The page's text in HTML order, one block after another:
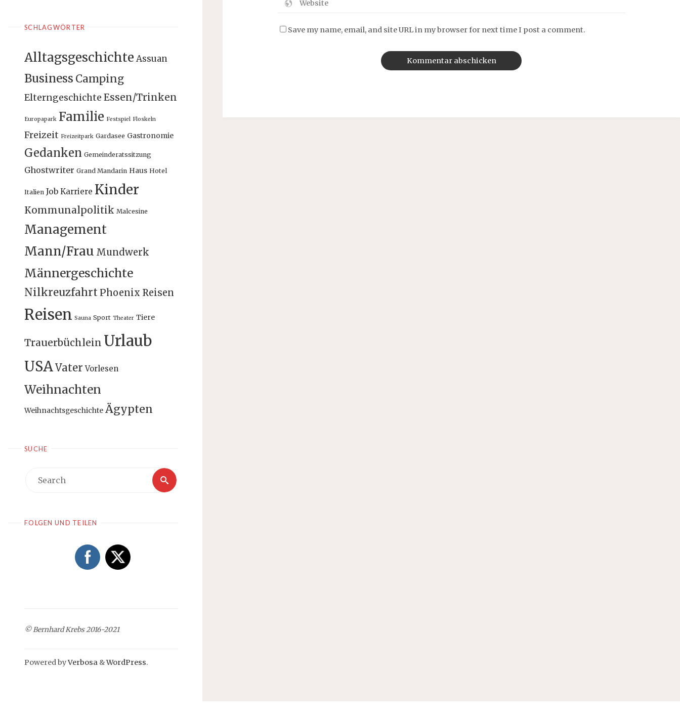
SCHLAGWÖRTER
Alltagsgeschichte Assuan
Business Camping
Elterngeschichte Essen/Trinken
Europapark Familie Festspiel Floskeln
Freizeit Freizeitpark Gardasee Gastronomie
Gedanken Gemeinderatssitzung
Ghostwriter Grand Mandarin Haus Hotel
Italien Job Karriere Kinder
Kommunalpolitik Malcesine
Management
Mann/Frau Mundwerk
Männergeschichte
Nilkreuzfahrt Phoenix Reisen
Reisen Sauna Sport Theater Tiere
Trauerbüchlein Urlaub
USAVater Vorlesen
Weihnachten
Weihnachtsgeschichte Ägypten
SUCHE
Search
Search
FOLGEN UND TEILEN
© Bernhard Krebs 2016-2021
Powered byVerbosa &WordPress.
Save my name, email, and site URL in my browser for next time I post a comment.